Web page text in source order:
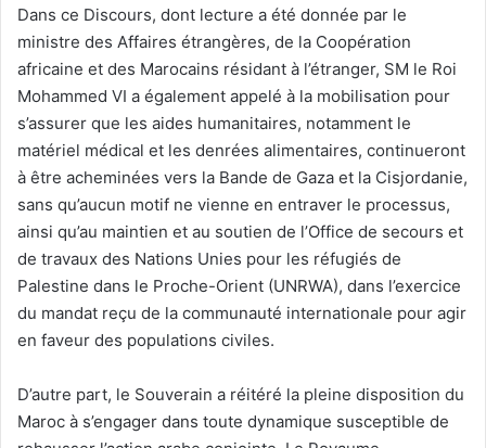
Dans ce Discours, dont lecture a été donnée par le
ministre des Affaires étrangères, de la Coopération
africaine et des Marocains résidant à l’étranger, SM le Roi
Mohammed VI a également appelé à la mobilisation pour
s’assurer que les aides humanitaires, notamment le
matériel médical et les denrées alimentaires, continueront
à être acheminées vers la Bande de Gaza et la Cisjordanie,
sans qu’aucun motif ne vienne en entraver le processus,
ainsi qu’au maintien et au soutien de l’Office de secours et
de travaux des Nations Unies pour les réfugiés de
Palestine dans le Proche-Orient (UNRWA), dans l’exercice
du mandat reçu de la communauté internationale pour agir
en faveur des populations civiles.
D’autre part, le Souverain a réitéré la pleine disposition du
Maroc à s’engager dans toute dynamique susceptible de